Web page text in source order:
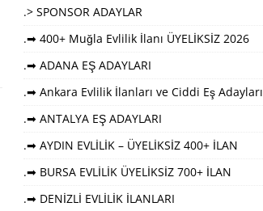
.> SPONSOR ADAYLAR
.➡ 400+ Muğla Evlilik İlanı ÜYELİKSİZ 2026
.➡ ADANA EŞ ADAYLARI
.➡ Ankara Evlilik İlanları ve Ciddi Eş Adayları
.➡ ANTALYA EŞ ADAYLARI
.➡ AYDIN EVLİLİK – ÜYELİKSİZ 400+ İLAN
.➡ BURSA EVLİLİK ÜYELİKSİZ 700+ İLAN
.➡ DENİZLİ EVLİLİK İLANLARI